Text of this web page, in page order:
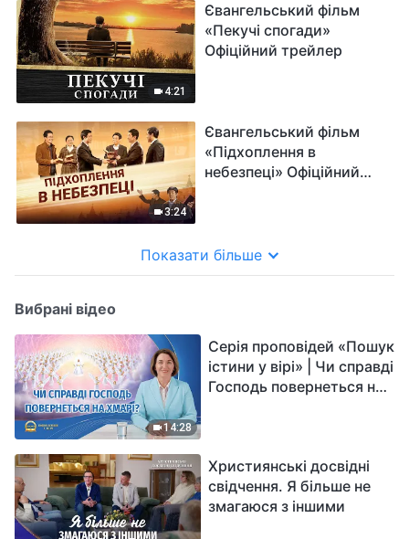
4:21
Євангельський фільм
«Пекучі спогади»
Офіційний трейлер
3:24
Євангельський фільм
«Підхоплення в
небезпеці» Офіційний
Показати більше
Вибрані відео
14:28
Серія проповідей «Пошук
істини у вірі» | Чи справді
Господь повернеться на
Християнські досвідні
свідчення. Я більше не
змагаюся з іншими